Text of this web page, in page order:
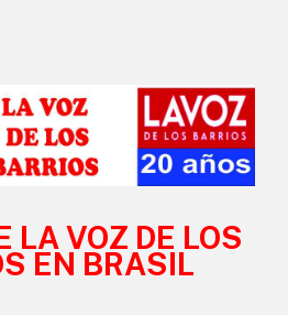
LA VOZ DE LOS
EN BRASIL